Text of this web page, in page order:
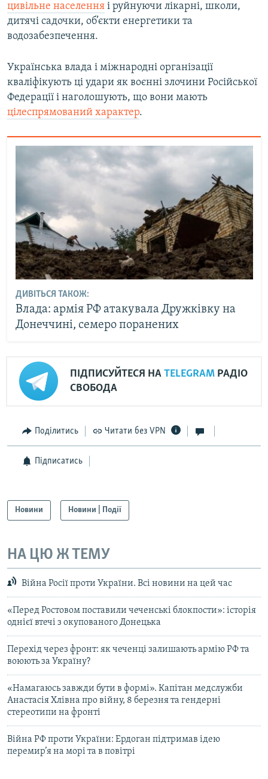
цивільне населення і руйнуючи лікарні, школи,
дитячі садочки, об’єкти енергетики та
водозабезпечення.
Українська влада і міжнародні організації
кваліфікують ці удари як воєнні злочини Російської
Федерації і наголошують, що вони мають
цілеспрямований характер.
ДИВІТЬСЯ ТАКОЖ:
Влада: армія РФ атакувала Дружківку на
Донеччині, семеро поранених
ПІДПИСУЙТЕСЯ НА TELEGRAM РАДІО
СВОБОДА
Поділитись Читати без VPN
Підписатись
Новини Новини | Події
НА ЦЮ Ж ТЕМУ
Війна Росії проти України. Всі новини на цей час
«Перед Ростовом поставили чеченські блокпости»: історія
однієї втечі з окупованого Донецька
Перехід через фронт: як чеченці залишають армію РФ та
воюють за Україну?
«Намагаюсь завжди бути в формі». Капітан медслужби
Анастасія Хлівна про війну, 8 березня та гендерні
стереотипи на фронті
Війна РФ проти України: Ердоган підтримав ідею
перемир’я на морі та в повітрі